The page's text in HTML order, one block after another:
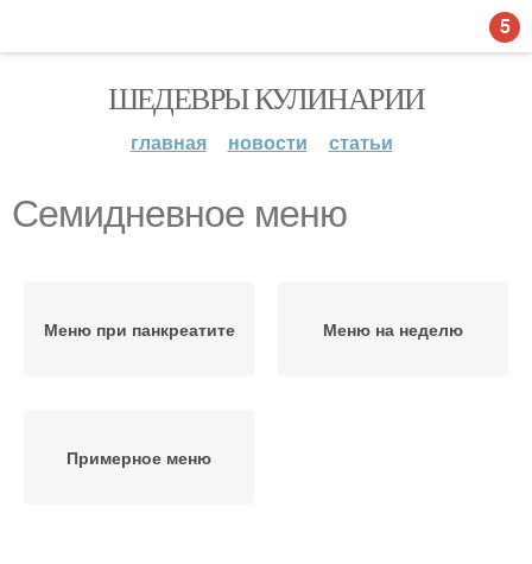
ШЕДЕВРЫ КУЛИНАРИИ
главная новости статьи
Семидневное меню
Меню при панкреатите Меню на неделю
Примерное меню
5